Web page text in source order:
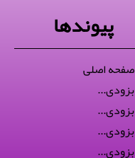
پیوندها
صفحه اصلی
بزودی...
بزودی...
بزودی...
بزودی...